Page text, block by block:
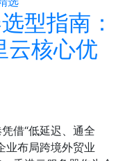
型指南：
云核心优
借“低延迟、通全
业布局跨境外贸业